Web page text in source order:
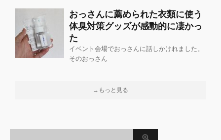
おっさんに薦められた衣類に使う
体臭対策グッズが感動的に凄かっ
た
イベント会場でおっさんに話しかけれました。
そのおっさん
→もっと見る